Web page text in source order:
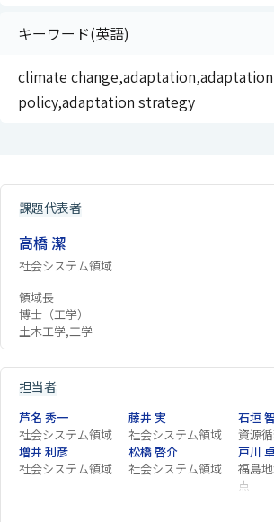
キーワード(英語)
climate change,adaptation,adaptation
policy,adaptation strategy
課題代表者
高橋 潔
社会システム領域
領域長
博士（工学）
土木工学,工学
担当者
芦名 秀一
社会システム領域
藤井 実
社会システム領域
石垣
資源
増井 利彦
社会システム領域
松橋 啓介
社会システム領域
戸川
福島
点